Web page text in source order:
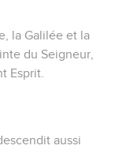
la Galilée et la
du Seigneur,
Esprit.
aussi